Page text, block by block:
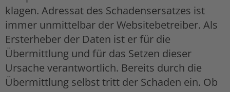
klagen. Adressat des Schadensersatzes ist
immer unmittelbar der Websitebetreiber. Als
Ersterheber der Daten ist er für die
Übermittlung und für das Setzen dieser
Ursache verantwortlich. Bereits durch die
Übermittlung selbst tritt der Schaden ein. Ob